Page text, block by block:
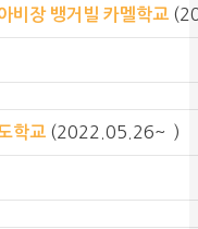
비장 뱅거빌 카멜학교
학교 (2022.05.26~ )